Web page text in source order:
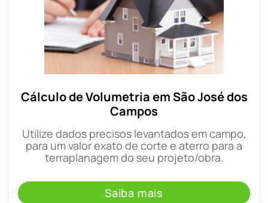
Cálculo de Volumetria em São José dos
Campos
Utilize dados precisos levantados em campo,
para um valor exato de corte e aterro para a
terraplanagem do seu projeto/obra.
Saiba mais